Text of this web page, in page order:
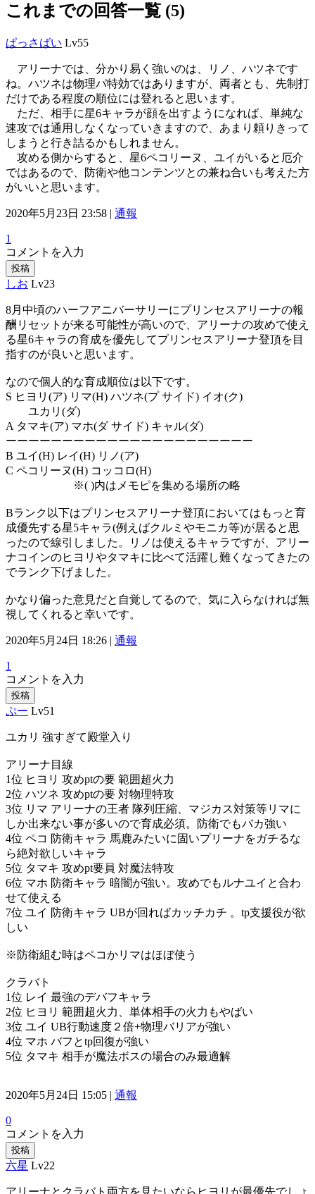
これまでの回答一覧 (5)
ぱっさばい Lv55
アリーナでは、分かり易く強いのは、リノ、ハツネです
ね。ハツネは物理パ特効ではありますが、両者とも、先制打
だけである程度の順位には登れると思います。
ただ、相手に星6キャラが顔を出すようになれば、単純な
速攻では通用しなくなっていきますので、あまり頼りきって
しまうと行き詰るかもしれません。
攻める側からすると、星6ペコリーヌ、ユイがいると厄介
ではあるので、防衛や他コンテンツとの兼ね合いも考えた方
がいいと思います。
2020年5月23日 23:58 | 通報
1
コメントを入力
投稿
しお Lv23
8月中頃のハーフアニバーサリーにプリンセスアリーナの報
酬リセットが来る可能性が高いので、アリーナの攻めで使え
る星6キャラの育成を優先してプリンセスアリーナ登頂を目
指すのが良いと思います。
なので個人的な育成順位は以下です。
S ヒヨリ(ア) リマ(H) ハツネ(プ サイド) イオ(ク)
ユカリ(ダ)
A タマキ(ア) マホ(ダ サイド) キャル(ダ)
ーーーーーーーーーーーーーーーーーーーーーー
B ユイ(H) レイ(H) リノ(ア)
C ペコリーヌ(H) コッコロ(H)
※( )内はメモピを集める場所の略
Bランク以下はプリンセスアリーナ登頂においてはもっと育
成優先する星5キャラ(例えばクルミやモニカ等)が居ると思
ったので線引しました。リノは使えるキャラですが、アリー
ナコインのヒヨリやタマキに比べて活躍し難くなってきたの
でランク下げました。
かなり偏った意見だと自覚してるので、気に入らなければ無
視してくれると幸いです。
2020年5月24日 18:26 | 通報
1
コメントを入力
投稿
ぷー Lv51
ユカリ 強すぎて殿堂入り
アリーナ目線
1位 ヒヨリ 攻めptの要 範囲超火力
2位 ハツネ 攻めptの要 対物理特攻
3位 リマ アリーナの王者 隊列圧縮、マジカス対策等リマに
しか出来ない事が多いので育成必須。防衛でもバカ強い
4位 ペコ 防衛キャラ 馬鹿みたいに固いプリーナをガチるな
ら絶対欲しいキャラ
5位 タマキ 攻めpt要員 対魔法特攻
6位 マホ 防衛キャラ 暗闇が強い。攻めでもルナユイと合わ
せて使える
7位 ユイ 防衛キャラ UBが回ればカッチカチ 。tp支援役が欲
しい
※防衛組む時はペコかリマはほぼ使う
クラバト
1位 レイ 最強のデバフキャラ
2位 ヒヨリ 範囲超火力、単体相手の火力もやばい
3位 ユイ UB行動速度２倍+物理バリアが強い
4位 マホ バフとtp回復が強い
5位 タマキ 相手が魔法ボスの場合のみ最適解
2020年5月24日 15:05 | 通報
0
コメントを入力
投稿
六星 Lv22
アリーナとクラバト両方を見たいならヒヨリが最優先でしょ